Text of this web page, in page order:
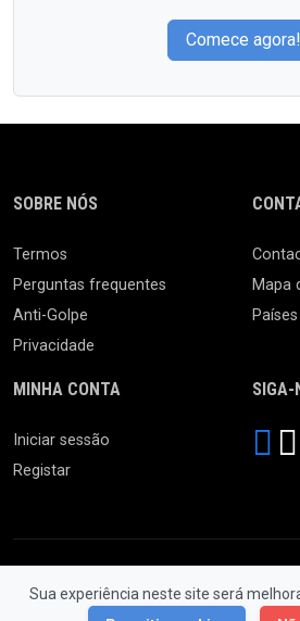
Comece agora!
Sua experiência neste site será
SOBRE NÓS
Termos
Perguntas frequentes
Anti-Golpe
Privacidade
Mapa
Países
MINHA CONTA
Iniciar sessão
Registar
SIGA-
© 2026 Feira da Ladra. Todos os